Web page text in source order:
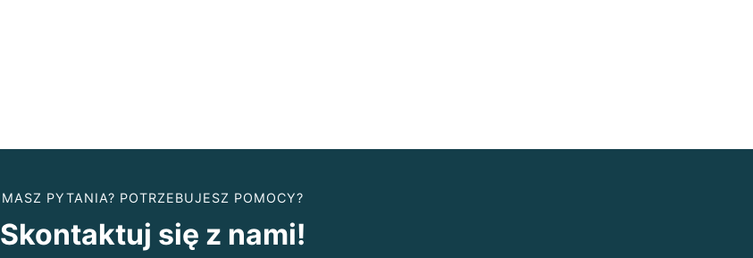
MASZ PYTANIA? POTRZEBUJESZ POMOCY?
Skontaktuj się z nami!